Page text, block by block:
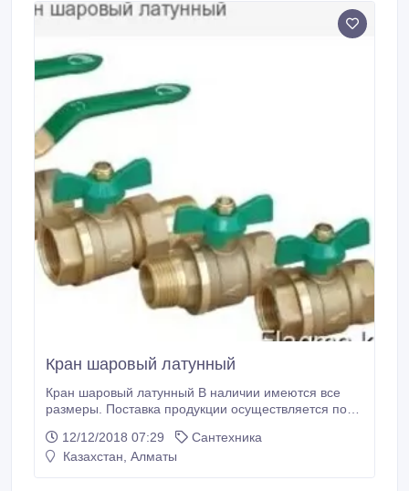
поставки: кол-ва, условий оплаты и места отгрузки.
Кран шаровый латунный
Кран шаровый латунный В наличии имеются все
размеры. Поставка продукции осуществляется по
доставки и скидкам можно задать нашим
менеджерам по телефону. Окончательная цена на
12/12/2018 07:29
Сантехника
Казахстан, Алматы